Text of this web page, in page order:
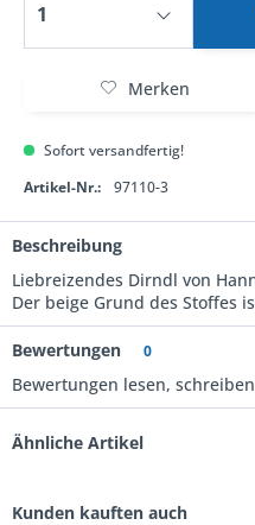
Merken
Sofort versandfertig!
Artikel-Nr.:
97110-3
Beschreibung
Liebreizendes Dirndl von
Der beige Grund des Stoffes
Bewertungen 0
Bewertungen lesen,
Ähnliche Artikel
Kunden kauften auch